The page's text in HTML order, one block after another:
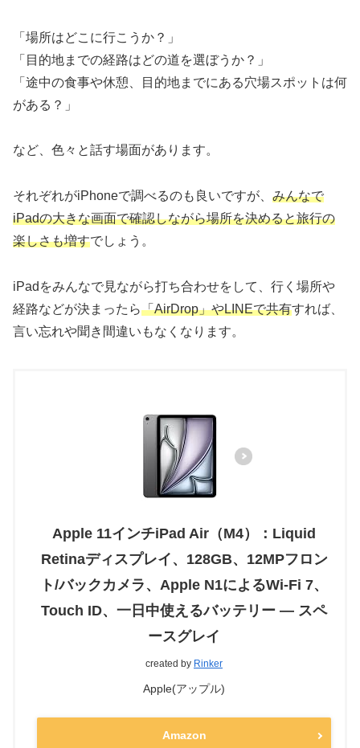
「場所はどこに行こうか？」
「目的地までの経路はどの道を選ぼうか？」
「途中の食事や休憩、目的地までにある穴場スポットは何
がある？」
など、色々と話す場面があります。
それぞれがiPhoneで調べるのも良いですが、 みんなで
iPadの大きな画面で確認しながら場所を決めると旅行の
楽しさも増すでしょう。
iPadをみんなで見ながら打ち合わせをして、行く場所や
経路などが決まったら「AirDrop」やLINEで共有すれば、
言い忘れや聞き間違いもなくなります。
Apple 11インチiPad Air（M4）：Liquid
Retinaディスプレイ、128GB、12MPフロン
ト/バックカメラ、Apple N1によるWi-Fi 7、
Touch ID、一日中使えるバッテリー — スペ
ースグレイ
created by Rinker
Apple(アップル)
Amazon